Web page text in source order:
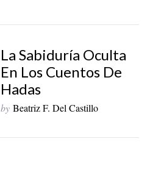
La Sabiduría Oculta
En Los Cuentos De
Hadas
by Beatriz F. Del Castillo